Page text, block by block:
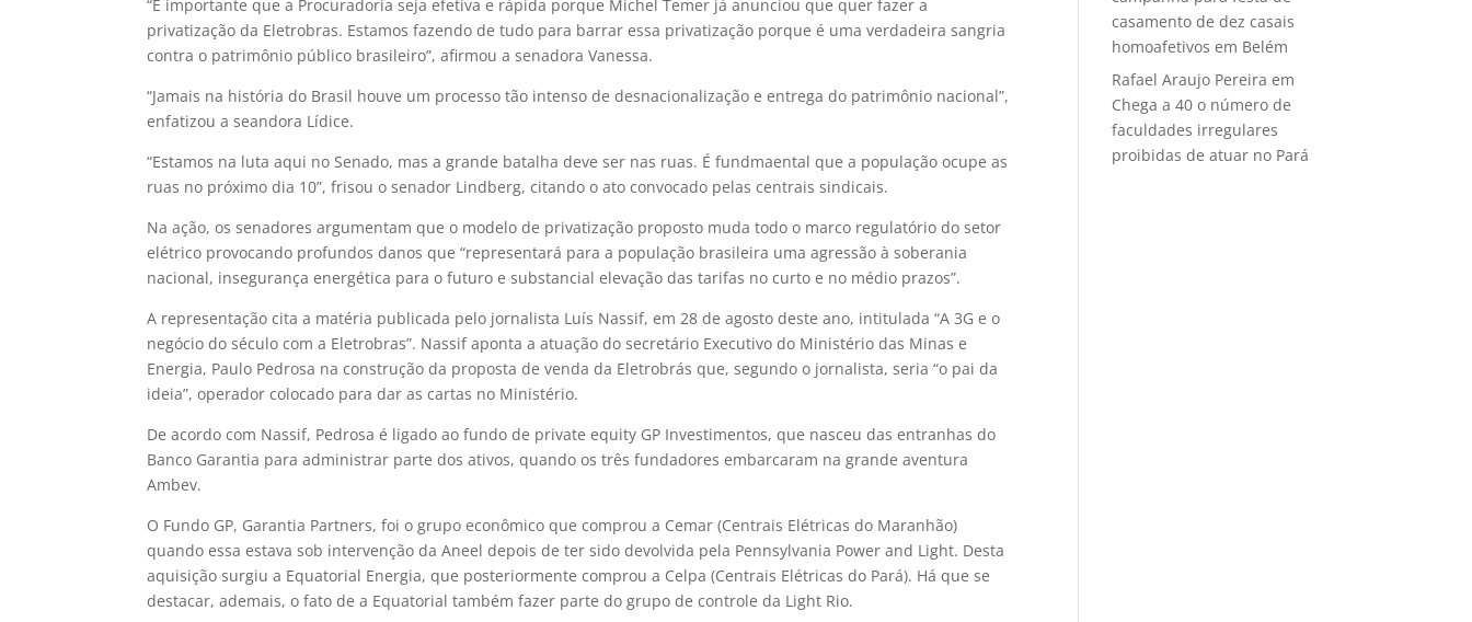
“É importante que a Procuradoria seja efetiva e rápida porque Michel Temer já anunciou que quer fazer a
privatização da Eletrobras. Estamos fazendo de tudo para barrar essa privatização porque é uma verdadeira sangria
contra o patrimônio público brasileiro”, afirmou a senadora Vanessa.
“Jamais na história do Brasil houve um processo tão intenso de desnacionalização e entrega do patrimônio nacional”,
enfatizou a seandora Lídice.
“Estamos na luta aqui no Senado, mas a grande batalha deve ser nas ruas. É fundmaental que a população ocupe as
ruas no próximo dia 10”, frisou o senador Lindberg, citando o ato convocado pelas centrais sindicais.
Na ação, os senadores argumentam que o modelo de privatização proposto muda todo o marco regulatório do setor
elétrico provocando profundos danos que “representará para a população brasileira uma agressão à soberania
nacional, insegurança energética para o futuro e substancial elevação das tarifas no curto e no médio prazos”.
A representação cita a matéria publicada pelo jornalista Luís Nassif, em 28 de agosto deste ano, intitulada “A 3G e o
negócio do século com a Eletrobras”. Nassif aponta a atuação do secretário Executivo do Ministério das Minas e
Energia, Paulo Pedrosa na construção da proposta de venda da Eletrobrás que, segundo o jornalista, seria “o pai da
ideia”, operador colocado para dar as cartas no Ministério.
De acordo com Nassif, Pedrosa é ligado ao fundo de private equity GP Investimentos, que nasceu das entranhas do
Banco Garantia para administrar parte dos ativos, quando os três fundadores embarcaram na grande aventura
Ambev.
O Fundo GP, Garantia Partners, foi o grupo econômico que comprou a Cemar (Centrais Elétricas do Maranhão)
quando essa estava sob intervenção da Aneel depois de ter sido devolvida pela Pennsylvania Power and Light. Desta
aquisição surgiu a Equatorial Energia, que posteriormente comprou a Celpa (Centrais Elétricas do Pará). Há que se
destacar, ademais, o fato de a Equatorial também fazer parte do grupo de controle da Light Rio.
casamento de dez casais
homoafetivos em Belém
Rafael Araujo Pereira em
Chega a 40 o número de
faculdades irregulares
proibidas de atuar no Pará